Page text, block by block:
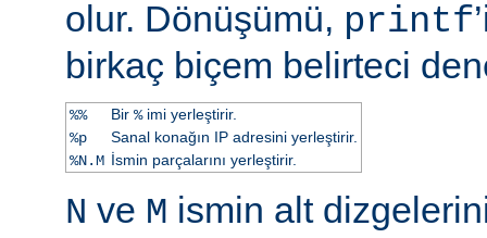
olur. Dönüşümü, printf
birkaç biçem belirteci
%% Bir %imi yerleştirir.
%p
Sanal konağın IP adresini yerleştirir.
%N.M İsmin parçalarını yerleştirir.
N ve M ismin alt